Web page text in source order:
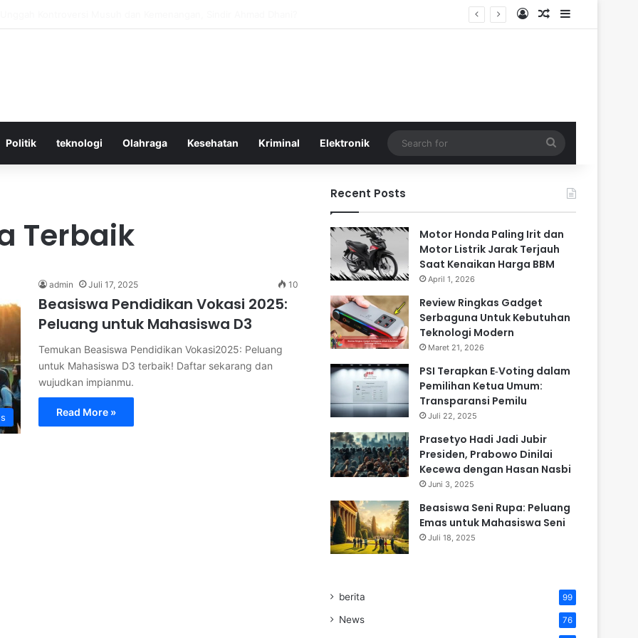
Log InRandom Article
Sidebar
Politik teknologi Olahraga Kesehatan Kriminal Elektronik
for
Terbaik
admin Juli 17, 2025 10
Beasiswa Pendidikan Vokasi 2025:
Peluang untuk Mahasiswa D3
Temukan Beasiswa Pendidikan Vokasi2025: Peluang
untuk Mahasiswa D3 terbaik! Daftar sekarang dan
wujudkan impianmu.
Read More »
Recent Posts
Motor Honda Paling Irit dan
Motor Listrik Jarak Terjauh
Saat Kenaikan Harga BBM
April 1, 2026
Review Ringkas Gadget
Serbaguna Untuk Kebutuhan
Teknologi Modern
Maret 21, 2026
PSI Terapkan E‑Voting dalam
Pemilihan Ketua Umum:
Transparansi Pemilu
Juli 22, 2025
Prasetyo Hadi Jadi Jubir
Presiden, Prabowo Dinilai
Kecewa dengan Hasan Nasbi
Juni 3, 2025
Beasiswa Seni Rupa: Peluang
Emas untuk Mahasiswa Seni
Juli 18, 2025
berita 99
News 76